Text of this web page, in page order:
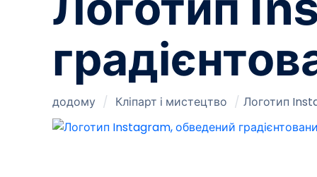
додому / Кліпарт і мистецтво / Логотип